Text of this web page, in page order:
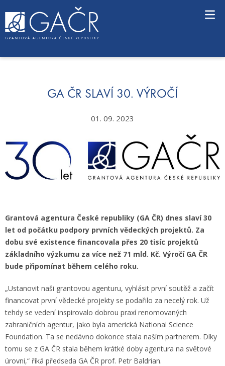
o
GA ČR SLAVÍ 30. VÝROČÍ
01. 09. 2023
Grantová agentura České republiky (GA ČR) dnes slaví 30
let od počátku podpory prvních vědeckých projektů. Za
dobu své existence financovala přes 20 tisíc projektů
základního výzkumu za více než 71 mld. Kč. Výročí GA ČR
bude připomínat během celého roku.
„Ustanovit naši grantovou agenturu, vyhlásit první soutěž a začít
financovat první vědecké projekty se podařilo za necelý rok. Už
tehdy se vedení inspirovalo dobrou praxí renomovaných
zahraničních agentur, jako byla americká National Science
Foundation. Ta se nedávno dokonce stala naším partnerem. Díky
tomu se z GA ČR stala během krátké doby agentura na světové
úrovni,“ říká předseda GA ČR prof. Petr Baldrian.